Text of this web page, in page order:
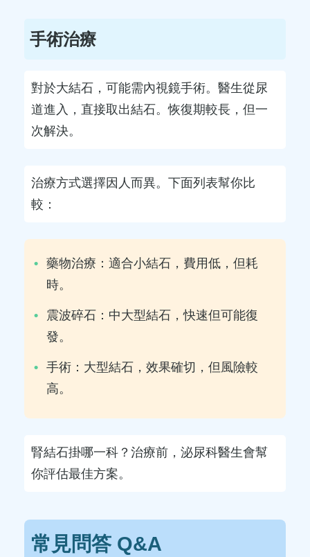
手術治療
對於大結石，可能需內視鏡手術。醫生從尿
道進入，直接取出結石。恢復期較長，但一
次解決。
治療方式選擇因人而異。下面列表幫你比
較：
藥物治療：適合小結石，費用低，但耗
時。
震波碎石：中大型結石，快速但可能復
發。
手術：大型結石，效果確切，但風險較
高。
腎結石掛哪一科？治療前，泌尿科醫生會幫
你評估最佳方案。
常見問答 Q&A